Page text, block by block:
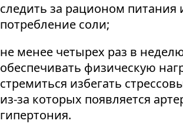
следить за рационом
потребление соли;
не менее четырех раз в
обеспечивать физическую
стремиться избегать
из-за которых появляется
гипертония.